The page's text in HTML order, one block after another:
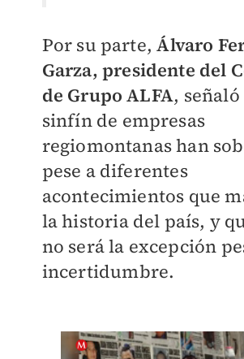
Por su parte, Álvaro
Garza, presidente del
de Grupo ALFA,
sinfín de empresas
regiomontanas han
pese a diferentes
acontecimientos que
la historia del país, y
no será la excepción
incertidumbre.